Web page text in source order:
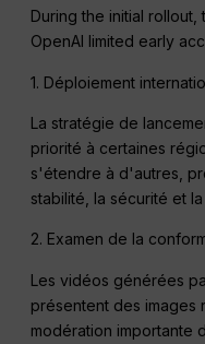
During the initial
OpenAI limited early
1. Déploiement
La stratégie de
priorité à certaines
s'étendre à d'autres,
stabilité, la sécurité et
2. Examen de la
Les vidéos générées
présentent des images
modération importante